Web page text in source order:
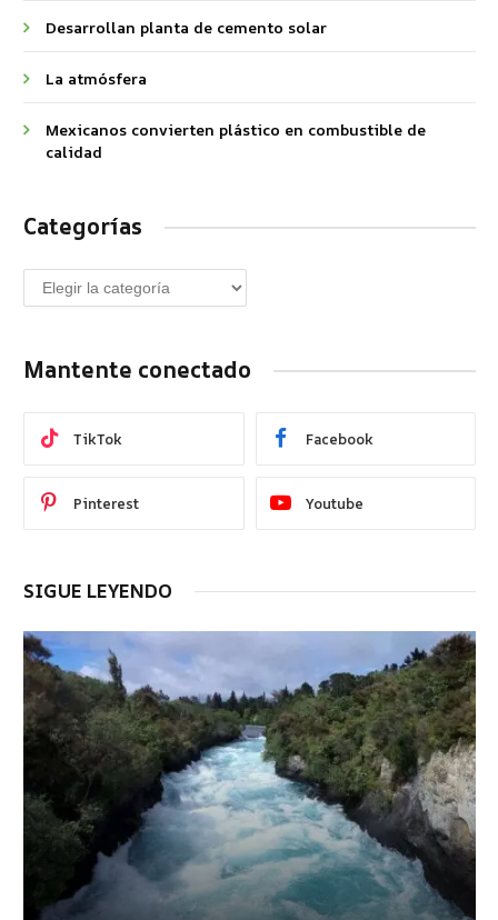
Desarrollan planta de cemento solar
La atmósfera
Mexicanos convierten plástico en combustible de
calidad
Categorías
Mantente conectado
TikTok Facebook
Pinterest Youtube
SIGUE LEYENDO